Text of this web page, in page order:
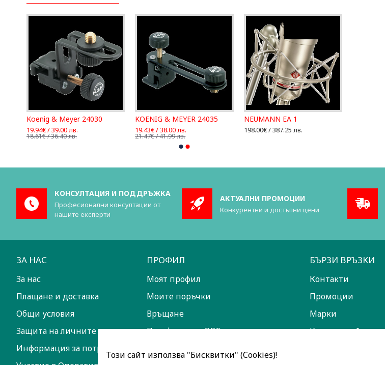
Koenig & Meyer 24030
19.94€ / 39.00 лв.
18.61€ / 36.40 лв.
KOENIG & MEYER 24035
19.43€ / 38.00 лв.
21.47€ / 41.99 лв.
NEUMANN EA 1
198.00€ / 387.25 лв.
КОНСУЛТАЦИЯ И ПОДДРЪЖКА
Професионални консултации от
нашите експерти
АКТУАЛНИ ПРОМОЦИИ
Конкурентни и достъпни цени
ЗА НАС
За нас
Плащане и доставка
Общи условия
Защита на личните данни
Информация за потребителите
ПРОФИЛ
Моят профил
Моите поръчки
Връщане
Платформа за ОРС
БЪРЗИ ВРЪЗКИ
Контакти
Промоции
Марки
Карта на сайта
Този сайт използва "Бисквитки" (Cookies)!